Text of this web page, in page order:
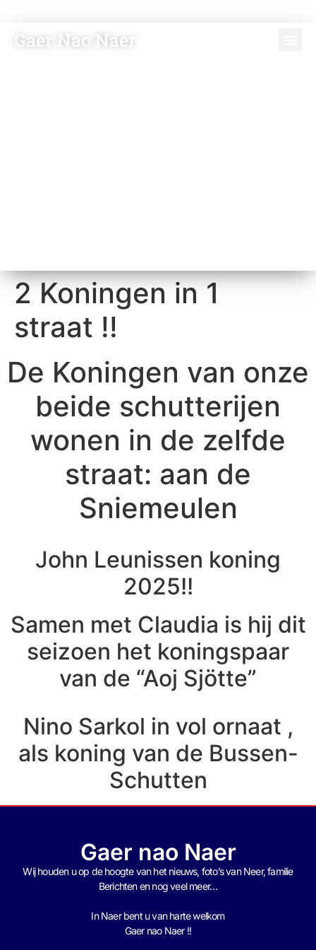
Gaer Nao Naer
2 Koningen in 1
straat !!
De Koningen van onze
beide schutterijen
wonen in de zelfde
straat: aan de
Sniemeulen
John Leunissen koning
2025!!
Samen met Claudia is hij dit
seizoen het koningspaar
van de “Aoj Sjötte”
Nino Sarkol in vol ornaat ,
als koning van de Bussen-
Schutten
Gaer nao Naer
Wij houden u op de hoogte van het nieuws, foto’s van Neer, familie
Berichten en nog veel meer…
In Naer bent u van harte welkom
Gaer nao Naer !!